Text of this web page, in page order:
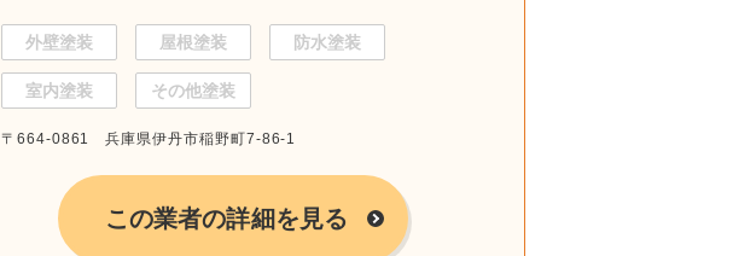
外壁塗装 屋根塗装 防水塗装
室内塗装 その他塗装
〒664-0861 兵庫県伊丹市稲野町7-86-1
この業者の詳細を見る